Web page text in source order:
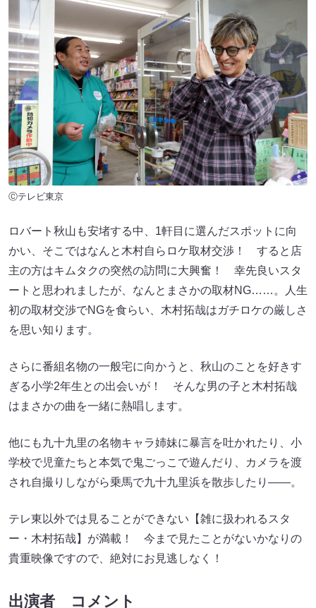
Ⓒテレビ東京
ロバート秋山も安堵する中、1軒目に選んだスポットに向
かい、そこではなんと木村自らロケ取材交渉！ すると店
主の方はキムタクの突然の訪問に大興奮！ 幸先良いスタ
ートと思われましたが、なんとまさかの取材NG……。人生
初の取材交渉でNGを食らい、木村拓哉はガチロケの厳しさ
を思い知ります。
さらに番組名物の一般宅に向かうと、秋山のことを好きす
ぎる小学2年生との出会いが！ そんな男の子と木村拓哉
はまさかの曲を一緒に熱唱します。
他にも九十九里の名物キャラ姉妹に暴言を吐かれたり、小
学校で児童たちと本気で鬼ごっこで遊んだり、カメラを渡
され自撮りしながら乗馬で九十九里浜を散歩したり――。
テレ東以外では見ることができない【雑に扱われるスタ
ー・木村拓哉】が満載！ 今まで見たことがないかなりの
貴重映像ですので、絶対にお見逃しなく！
出演者 コメント